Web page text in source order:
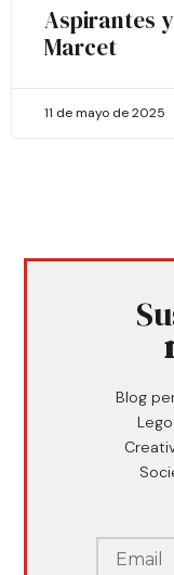
Aspirantes
Marcet
11 de mayo de 2025
Blog